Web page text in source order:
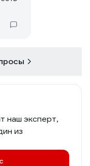
наш эксперт,
из